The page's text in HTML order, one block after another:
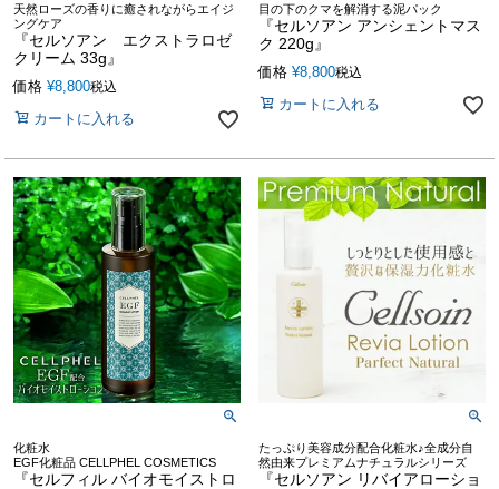
天然ローズの香りに癒されながらエイジ
ングケア
『セルソアン エクストラロゼ
クリーム 33g』
価格 ¥8,800税込
カートに入れる
目の下のクマを解消する泥パック
『セルソアン アンシェントマス
ク 220g』
価格 ¥8,800税込
カートに入れる
化粧水
EGF化粧品 CELLPHEL COSMETICS
『セルフィル バイオモイストロ
たっぷり美容成分配合化粧水♪全成分自
然由来プレミアムナチュラルシリーズ
『セルソアン リバイアローショ